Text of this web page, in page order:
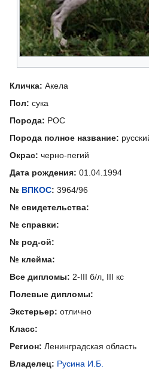
Кличка: Акела
Пол: сука
Порода: РОС
Порода полное название:
Окрас: черно-пегий
Дата рождения: 01.04.1994
№ ВПКОС: 3964/96
№ свидетельства:
№ справки:
№ род-ой:
№ клейма:
Все дипломы: 2-III б/л, III кс
Полевые дипломы:
Экстерьер: отлично
Класс:
Регион: Ленинградская область
Владелец: Русина И.Б.